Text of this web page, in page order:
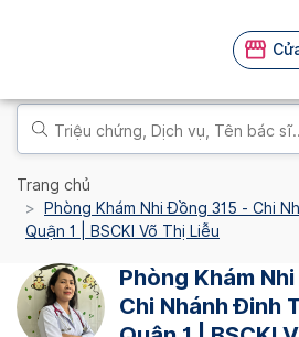
Trang chủ
Phòng Khám Nhi Đồng 315 - Chi
Quận 1 | BSCKI Võ Thị Liễu
Phòng Khám
Chi Nhánh Đinh